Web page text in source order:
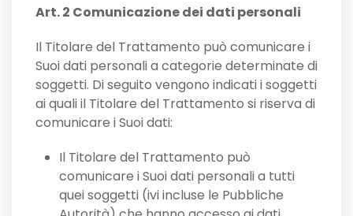
Art. 2 Comunicazione dei dati personali
Il Titolare del Trattamento può comunicare i
Suoi dati personali a categorie determinate di
soggetti. Di seguito vengono indicati i soggetti
ai quali il Titolare del Trattamento si riserva di
comunicare i Suoi dati:
Il Titolare del Trattamento può
comunicare i Suoi dati personali a tutti
quei soggetti (ivi incluse le Pubbliche